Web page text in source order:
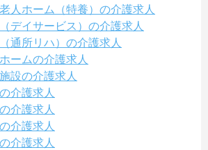
人ホーム（特養）の介護求人
デイサービス）の介護求人
通所リハ）の介護求人
ームの介護求人
設の介護求人
介護求人
介護求人
介護求人
介護求人